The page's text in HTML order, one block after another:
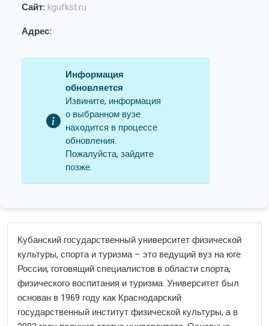
Сайт: kgufkst.ru
Адрес:
Информация
обновляется
Извините, информация
о выбранном вузе
находится в процессе
обновления.
Пожалуйста, зайдите
позже.
Кубанский государственный университет физической
культуры, спорта и туризма – это ведущий вуз на юге
России, готовящий специалистов в области спорта,
физического воспитания и туризма. Университет был
основан в 1969 году как Краснодарский
государственный институт физической культуры, а в